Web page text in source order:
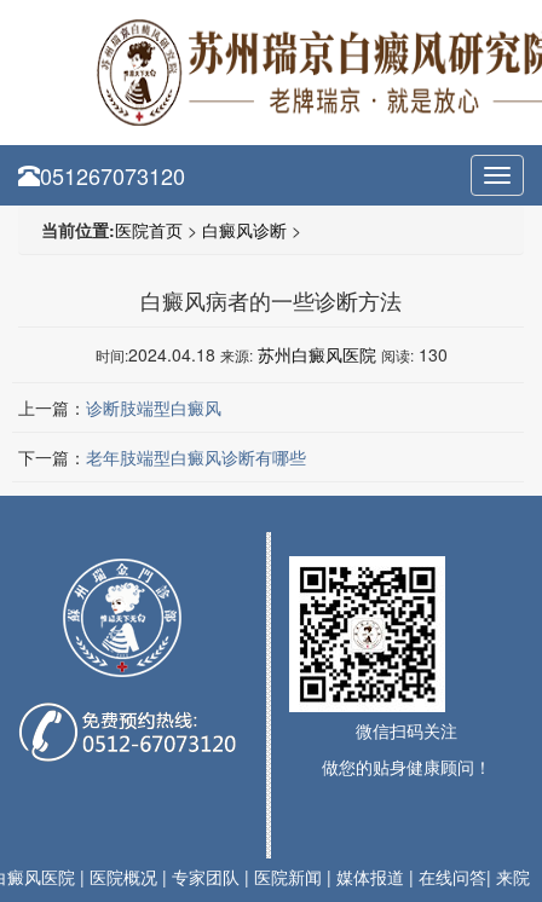
051267073120
当前位置:医院首页 > 白癜风诊断 >
白癜风病者的一些诊断方法
时间:2024.04.18 来源: 苏州白癜风医院 阅读: 130
上一篇： 诊断肢端型白癜风
下一篇： 老年肢端型白癜风诊断有哪些
微信扫码关注
做您的贴身健康顾问！
癜风医院 | 医院概况 |专家团队 | 医院新闻 |媒体报道 |在线问答|来院